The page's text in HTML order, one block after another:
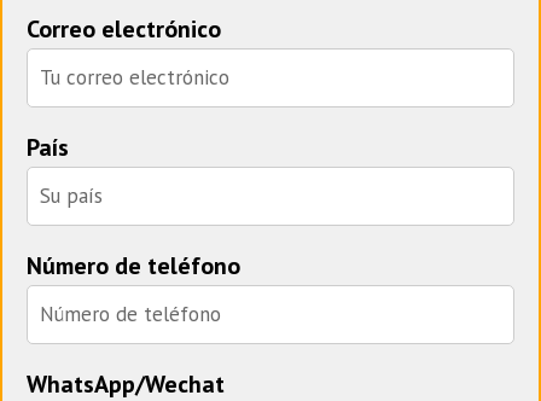
Correo electrónico
País
Número de teléfono
WhatsApp/Wechat